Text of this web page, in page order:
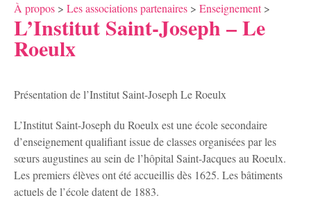
À propos > Les associations partenaires > Enseignement>
L’Institut Saint-Joseph – Le
Roeulx
Présentation de l’Institut Saint-Joseph Le Roeulx
L’Institut Saint-Joseph du Roeulx est une école secondaire
d’enseignement qualifiant issue de classes organisées par les
sœurs augustines au sein de l’hôpital Saint-Jacques au Roeulx.
Les premiers élèves ont été accueillis dès 1625. Les bâtiments
actuels de l’école datent de 1883.